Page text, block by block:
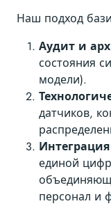
Наш подход
Аудит и
состояния
модели).
датчиков,
единой
персонал и